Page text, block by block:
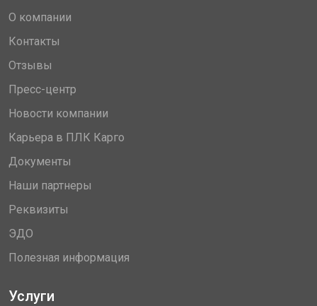
О компании
Контакты
Отзывы
Пресс-центр
Новости компании
Карьера в ПЛК Карго
Документы
Наши партнеры
Реквизиты
ЭДО
Полезная информация
Услуги